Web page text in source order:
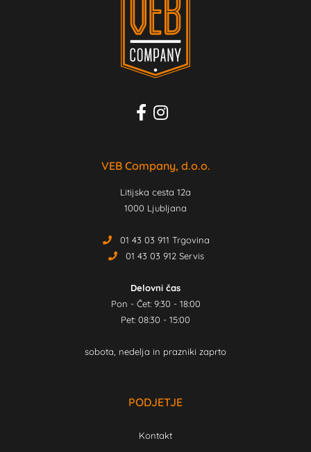
VEB Company, d.o.o.
Litijska cesta 12a
1000 Ljubljana
01 43 03 911 Trgovina
01 43 03 912 Servis
Delovni čas
Pon - Čet: 9:30 - 18:00
Pet: 08:30 - 15:00
sobota, nedelja in prazniki zaprto
PODJETJE
Kontakt